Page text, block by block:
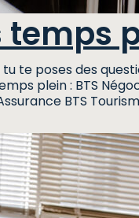
temps
te poses des
plein : BTS
BTS